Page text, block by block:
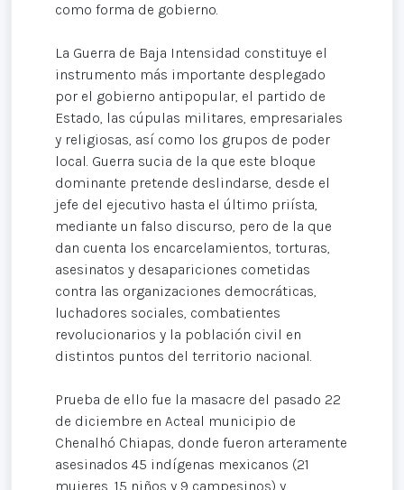
como forma de gobierno.
La Guerra de Baja Intensidad constituye el
instrumento más importante desplegado
por el gobierno antipopular, el partido de
Estado, las cúpulas militares, empresariales
y religiosas, así como los grupos de poder
local. Guerra sucia de la que este bloque
dominante pretende deslindarse, desde el
jefe del ejecutivo hasta el último priísta,
mediante un falso discurso, pero de la que
dan cuenta los encarcelamientos, torturas,
asesinatos y desapariciones cometidas
contra las organizaciones democráticas,
luchadores sociales, combatientes
revolucionarios y la población civil en
distintos puntos del territorio nacional.
Prueba de ello fue la masacre del pasado 22
de diciembre en Acteal municipio de
Chenalhó Chiapas, donde fueron arteramente
asesinados 45 indígenas mexicanos (21
mujeres, 15 niños y 9 campesinos) y